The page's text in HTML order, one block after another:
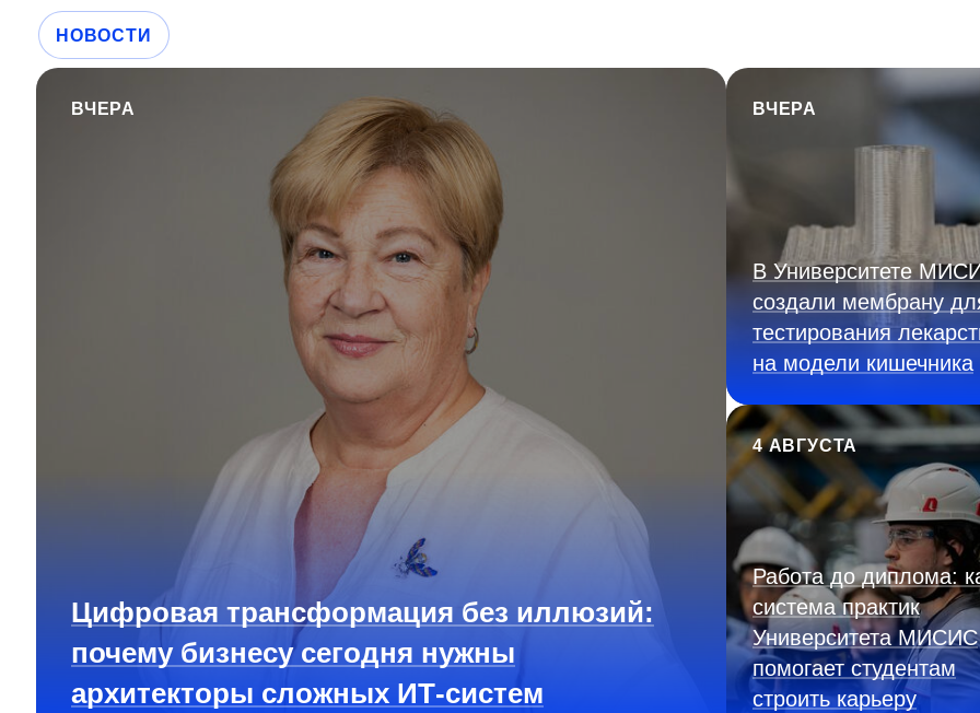
НОВОСТИ
ВЧЕРА
Цифровая трансформация без иллюзий:
почему бизнесу сегодня нужны
архитекторы сложных ИТ-систем
ВЧЕРА
В Университете
создали мембрану
тестирования
на модели кишечника
4 АВГУСТА
Работа до диплома:
система практик
Университета МИСИС
помогает студентам
строить карьеру